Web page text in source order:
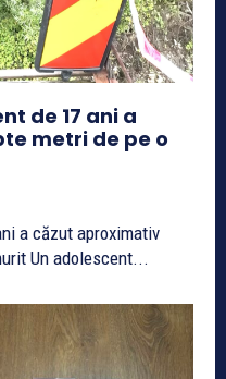
de 17 ani a
metri de pe o
a căzut aproximativ
șapte metri de pe o punte și a murit Un adolescent...